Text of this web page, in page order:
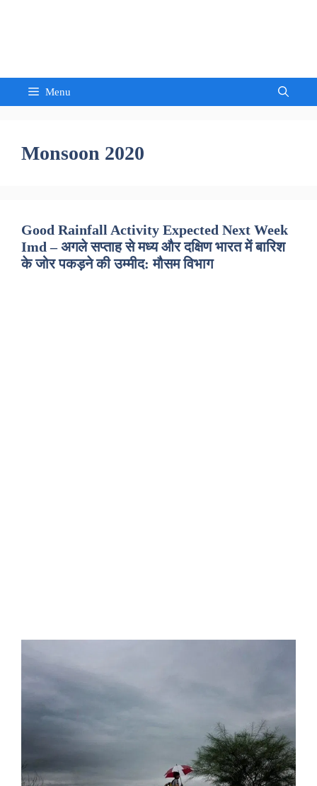
Menu
Monsoon 2020
Good Rainfall Activity Expected Next Week
Imd – अगले सप्ताह से मध्य और दक्षिण भारत में बारिश
के जोर पकड़ने की उम्मीद: मौसम विभाग